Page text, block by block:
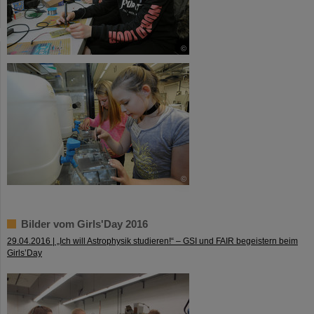
©
©
Bilder vom Girls'Day 2016
29.04.2016 | „Ich will Astrophysik studieren!“ – GSI und FAIR begeistern beim
Girls’Day